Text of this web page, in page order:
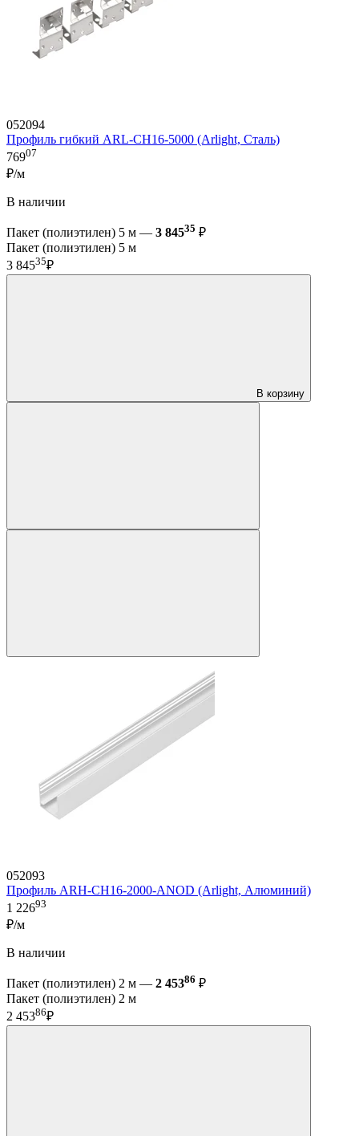
052094
Профиль гибкий ARL-CH16-5000 (Arlight, Сталь)
76907
₽/м
В наличии
Пакет (полиэтилен) 5 м — 3 84535 ₽
Пакет (полиэтилен) 5 м
3 84535₽
В корзину
052093
Профиль ARH-CH16-2000-ANOD (Arlight, Алюминий)
1 22693
₽/м
В наличии
Пакет (полиэтилен) 2 м — 2 45386 ₽
Пакет (полиэтилен) 2 м
2 45386₽